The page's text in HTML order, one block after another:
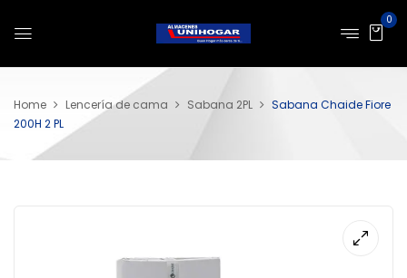
0
Home Lencería de cama Sabana 2PL
Sabana Chaide Fiore
200H 2 PL